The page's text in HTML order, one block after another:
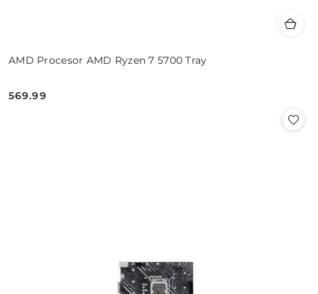
AMD Procesor AMD Ryzen 7 5700 Tray
Cena:
569.99